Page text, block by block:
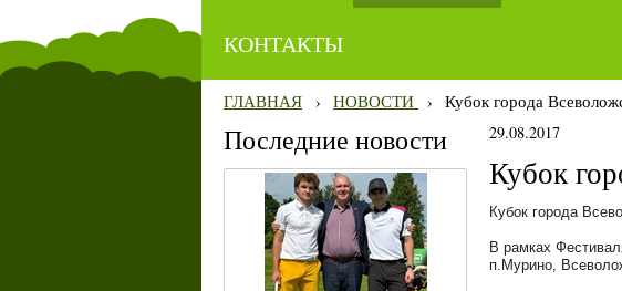
КОНТАКТЫ
ГЛАВНАЯ › НОВОСТИ › Кубок города
Последние новости 29.08.2017
Кубок
Кубок города
В рамках
п.Мурино,